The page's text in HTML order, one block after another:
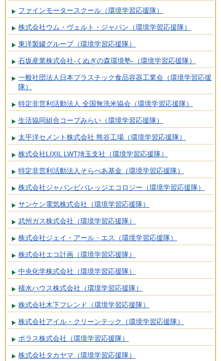
ファインモータースクール（環境学習応援隊）
株式会社ウム・ヴェルト・ジャパン（環境学習応援隊）
東洋製罐グループ（環境学習応援隊）
石坂産業株式会社-くぬぎの森環境塾-（環境学習応援隊）
一般社団法人日本プラスチック食品容器工業会（環境学習応援
隊）
特定非営利活動法人 全国無洗米協会（環境学習応援隊）
生活協同組合コープみらい（環境学習応援隊）
太平洋セメント株式会社 熊谷工場（環境学習応援隊）
株式会社LIXIL LWT埼玉支社（環境学習応援隊）
特定非営利活動法人そらべあ基金（環境学習応援隊）
株式会社ジャパンビバレッジエコロジー（環境学習応援隊）
サンケン電気株式会社（環境学習応援隊）
武州ガス株式会社（環境学習応援隊）
株式会社ジェイ・アール・エス（環境学習応援隊）
株式会社エコ計画（環境学習応援隊）
中央化学株式会社（環境学習応援隊）
積水ハウス株式会社（環境学習応援隊）
株式会社木下フレンド（環境学習応援隊）
株式会社アイル・クリーンテック（環境学習応援隊）
ポラス株式会社（環境学習応援隊）
株式会社タカヤマ（環境学習応援隊）